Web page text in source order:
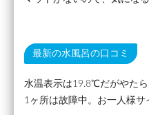
最新の水風呂の口コミ
水温表示は19.8℃だがやた
1ヶ所は故障中。お一人様サ